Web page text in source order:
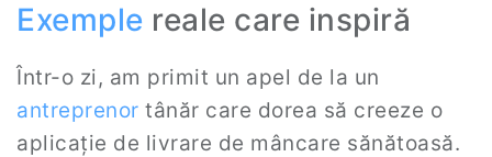
Exemple reale care inspiră
Într-o zi, am primit un apel de la un
antreprenor tânăr care dorea să creeze o
aplicație de livrare de mâncare sănătoasă.